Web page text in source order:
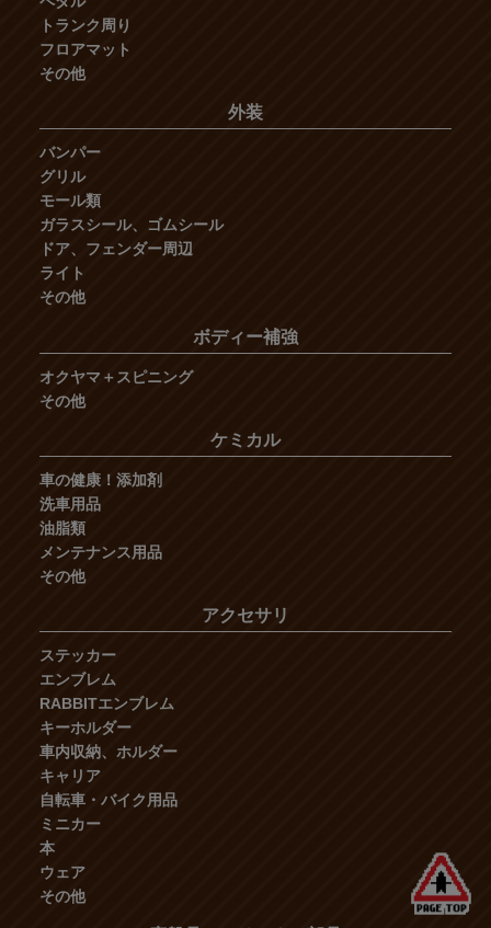
トランク周り
フロアマット
その他
外装
バンパー
グリル
モール類
ガラスシール、ゴムシール
ドア、フェンダー周辺
ライト
その他
ボディー補強
オクヤマ＋スピニング
その他
ケミカル
車の健康！添加剤
洗車用品
油脂類
メンテナンス用品
その他
アクセサリ
ステッカー
エンブレム
RABBITエンブレム
キーホルダー
車内収納、ホルダー
キャリア
自転車・バイク用品
ミニカー
本
ウェア
その他